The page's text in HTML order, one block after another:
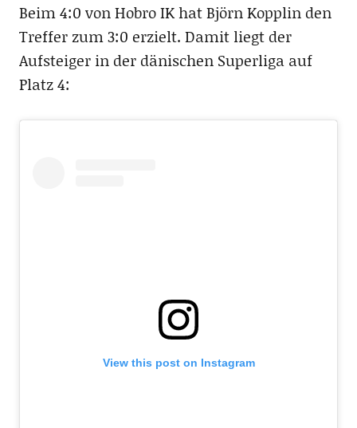
Beim 4:0 von Hobro IK hat Björn Kopplin den
Treffer zum 3:0 erzielt. Damit liegt der
Aufsteiger in der dänischen Superliga auf
Platz 4:
View this post on Instagram